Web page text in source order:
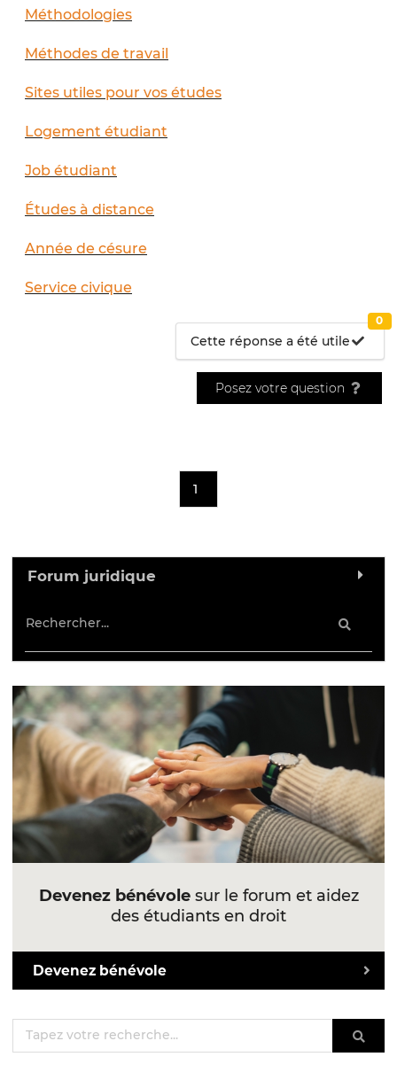
Méthodologies
Méthodes de travail
Sites utiles pour vos études
Logement étudiant
Job étudiant
Études à distance
Année de césure
Service civique
Cette réponse a été utile
0
Posez votre question
1
Forum juridique
Devenez bénévolesur le forum et aidez
des étudiants en droit
Devenez bénévole